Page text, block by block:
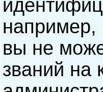
например,
вы не
званий на